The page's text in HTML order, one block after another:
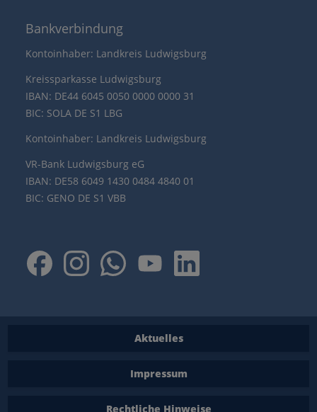
Bankverbindung
Kontoinhaber: Landkreis Ludwigsburg
Kreissparkasse Ludwigsburg
IBAN: DE44 6045 0050 0000 0000 31
BIC: SOLA DE S1 LBG
Kontoinhaber: Landkreis Ludwigsburg
VR-Bank Ludwigsburg eG
IBAN: DE58 6049 1430 0484 4840 01
BIC: GENO DE S1 VBB
Aktuelles
Impressum
Rechtliche Hinweise